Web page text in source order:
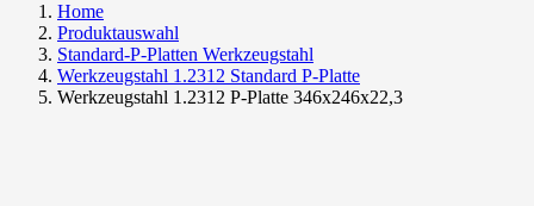
Home
Produktauswahl
Standard-P-Platten Werkzeugstahl
Werkzeugstahl 1.2312 Standard P-Platte
Werkzeugstahl 1.2312 P-Platte 346x246x22,3